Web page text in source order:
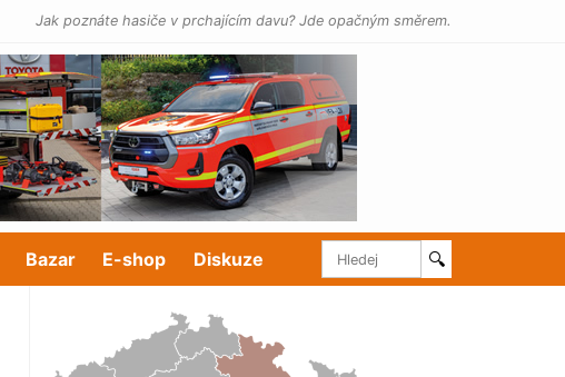
Jak poznáte hasiče v prchajícím davu? Jde opačným směrem.
Bazar E-shop Diskuze 🔍